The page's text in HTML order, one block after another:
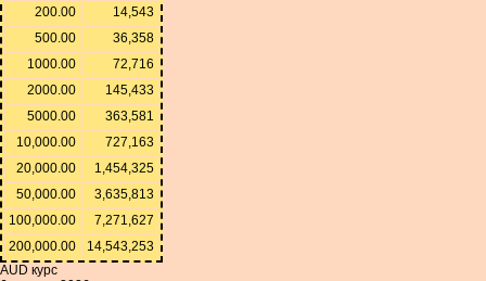
200.00
14,543
500.00
36,358
1000.00
72,716
2000.00
145,433
5000.00
363,581
10,000.00
727,163
20,000.00
1,454,325
50,000.00
3,635,813
100,000.00
7,271,627
200,000.00
14,543,253
AUD курс